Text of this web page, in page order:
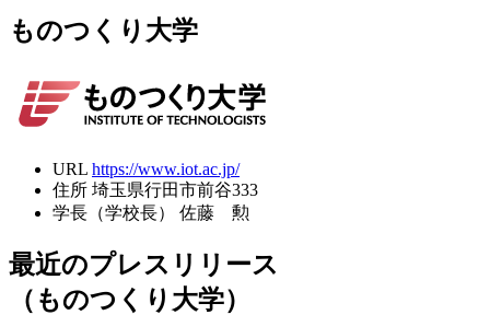
ものつくり大学
URL https://www.iot.ac.jp/
住所 埼玉県行田市前谷333
学長（学校長）
佐藤 勲
最近のプレスリリース
（ものつくり大学）